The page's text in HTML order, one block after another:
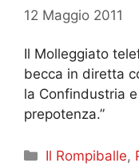
12 Maggio 2011
Il Molleggiato
becca in diretta
la Confindustria
prepotenza.”
Categorie
Il Rompiballe,